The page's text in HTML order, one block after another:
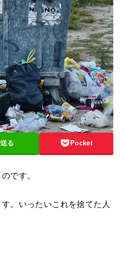
送る Pocket
です。
。いったいこれを捨てた人